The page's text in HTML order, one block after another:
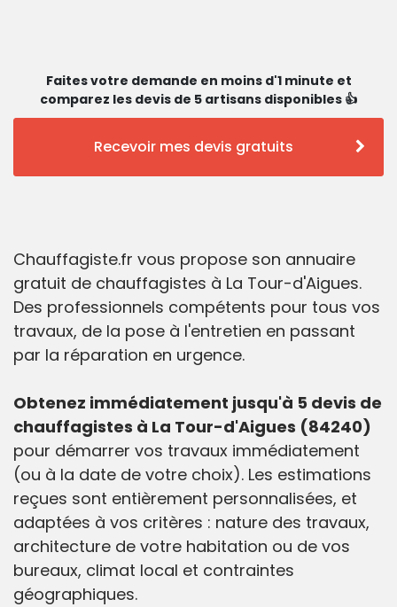
Faites votre demande en moins d'1 minute et
comparez les devis de 5 artisans disponibles 👍
Recevoir mes devis gratuits
Chauffagiste.fr vous propose son annuaire
gratuit de chauffagistes à La Tour-d'Aigues.
Des professionnels compétents pour tous vos
travaux, de la pose à l'entretien en passant
par la réparation en urgence.
Obtenez immédiatement jusqu'à 5 devis de
chauffagistes à La Tour-d'Aigues (84240)
pour démarrer vos travaux immédiatement
(ou à la date de votre choix). Les estimations
reçues sont entièrement personnalisées, et
adaptées à vos critères : nature des travaux,
architecture de votre habitation ou de vos
bureaux, climat local et contraintes
géographiques.